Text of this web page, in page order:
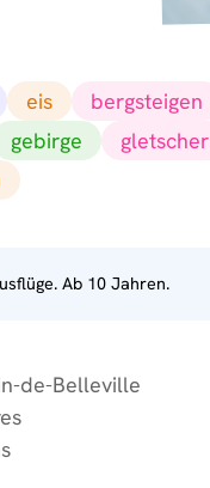
eis
bergsteigen
gebirge gletscher
Ab 10 Jahren.
de-Belleville